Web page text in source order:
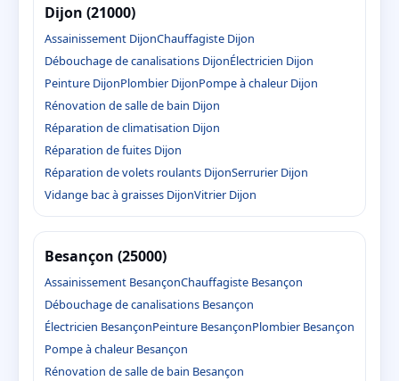
Dijon (21000)
Assainissement DijonChauffagiste Dijon
Débouchage de canalisations DijonÉlectricien Dijon
Peinture DijonPlombier DijonPompe à chaleur Dijon
Rénovation de salle de bain Dijon
Réparation de climatisation Dijon
Réparation de fuites Dijon
Réparation de volets roulants DijonSerrurier Dijon
Vidange bac à graisses DijonVitrier Dijon
Besançon (25000)
Assainissement BesançonChauffagiste Besançon
Débouchage de canalisations Besançon
Électricien BesançonPeinture BesançonPlombier Besançon
Pompe à chaleur Besançon
Rénovation de salle de bain Besançon